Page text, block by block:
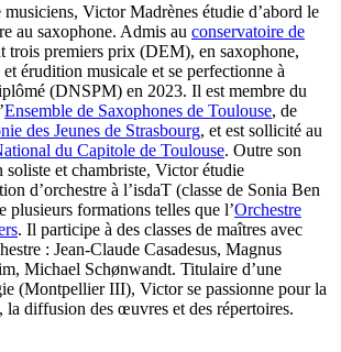
musiciens, Victor Madrènes étudie d’abord le
au saxophone. Admis au conservatoire de
trois premiers prix (DEM), en saxophone,
érudition musicale et se perfectionne à
(DNSPM) en 2023. Il est membre du
Ensemble de Saxophones de Toulouse, de
des Jeunes de Strasbourg, et est sollicité au
du Capitole de Toulouse. Outre son
soliste et chambriste, Victor étudie
d’orchestre à l’isdaT (classe de Sonia Ben
plusieurs formations telles que l’Orchestre
. Il participe à des classes de maîtres avec
: Jean-Claude Casadesus, Magnus
Michael Schønwandt. Titulaire d’une
(Montpellier III), Victor se passionne pour la
la diffusion des œuvres et des répertoires.